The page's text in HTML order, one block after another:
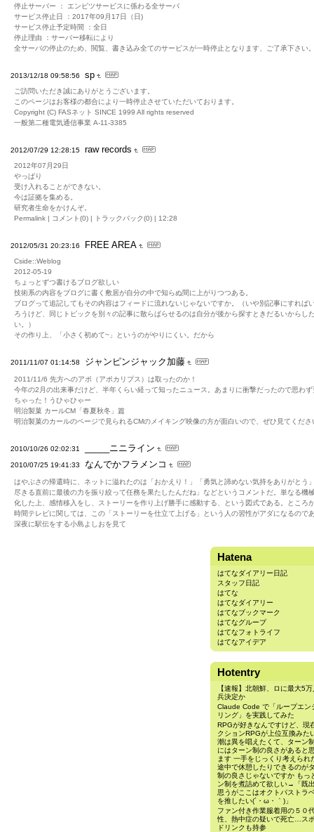
停止サーバー ： エンピツサービスに係わる全サーバ
サービス停止日 ：2017年09月17日（日)
サービス停止予定時間 ：全日
停止理由 ：サーバー移転により
全サーバの停止のため、閲覧、書き込み全てのサービスが一時停止となります、ご了承下さい
2013/12/18 09:58:56 sp
ご訪問いただき誠にありがとうございます。
このページはお客様の都合により一時停止させていただいております。
Copyright (C) FASネット SINCE 1999 All rights reserved
一般第二種電気通信事業 A-11-3385
2012/07/29 12:28:15 raw records
2012年07月29日
やっぱり
受け入れることができない。
今は証拠を集める。
研究者生命をかけんぞ。
Permalink | コメント(0) | トラックバック(0) | 12:28
2012/05/31 20:23:16 FREE AREA
Cside::Weblog
2012-05-19
ちょっとずつ書けるブログ欲しい
技術系の内容をブログに書く敷居が自分の中で知らぬ間に上がりつつある。
ブログって追記してもその内容はフィードに流れないじゃないですか。（いや別記事にすれば
ろうけど、同じトピックを別々の記事に散らばらせるのは自分が後から探すときだるいからし
い。）
その作り上、「小さく初めて~」というのがやりにくい。だから
2011/11/07 01:14:58 ジャンピンジャック加藤
2011/11/6 先方へのアポ（アポカリプス）は取ったのか！
今年の2月の出来事だけど、半年くらい経って知ったニュース。あまりに衝撃だったので思わず
ちゃった！うひゃひゃー
明治製菓 カールCM「春夏秋冬」篇
明治製菓のカールのページで見られるCMのメイキング映像の方が面白いので、ぜひ見てくださ
2010/10/26 02:02:31 _____ニニライン
2010/07/25 19:41:33 なんでかフラメンコ
はやぶさの帰還時に、ネットに溢れたのは「おかえり！」「勇気と諦めない気持をありがとう
尽きる直前に最後の力を振り絞って任務を果たしたんだね」などというコメントだ。単なる機
化した上、感情移入をし、ストーリーを作り上げ勝手に感動する、という図式である。ところ
時間テレビに関しては、この「ストーリーを仕立て上げる」という人の習性がアダになるので
深夜に駅伝をする小島よしおを見て
Hatena
はてなダイアリー日記
スタッフ日記
はてな
はてなダイアリー
はてなブックマーク
はてなグループ
はてなフォトライフ
はてなアイデア
Hotentry
【速報】北朝鮮、ロに最大5
兵決定か
Claude Code で「ループエン
リング」を実践してみた
RPGが好きなんですけど、現
クションRPGが上位互換みた
潮は異を唱えたくて、ターン
にはターン制の良さがあると
ます 一手をじっくり考えられ
途中で休憩したりできるのが
制の良さじゃないですか もっ
ン制を煮詰めて欲しい→「既
思うがここはオクトパストラ
を推したい(´・ω・｀)」
ファン付き作業服着用の５０
性、熱中症の疑いで死亡…ス
ドリンクも持参